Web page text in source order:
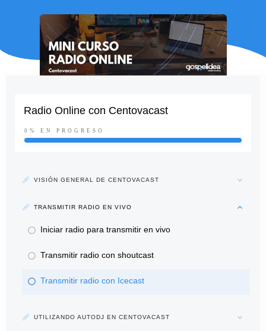
Radio Online con Centovacast
0% EN PROGRESO
VISIÓN GENERAL DE CENTOVACAST
TRANSMITIR RADIO EN VIVO
Iniciar radio para transmitir en vivo
Transmitir radio con shoutcast
Transmitir radio con Icecast
UTILIZANDO AUTODJ EN CENTOVACAST